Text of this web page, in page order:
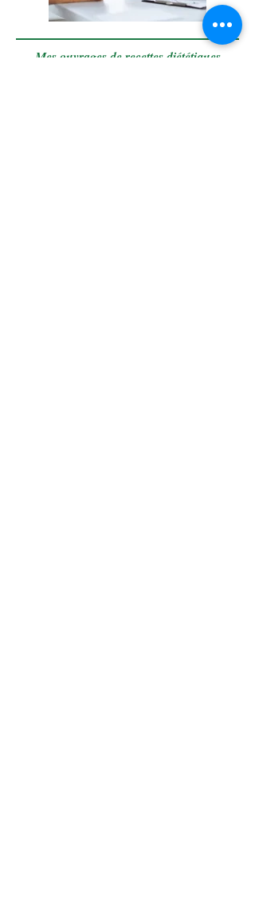
Mes ouvrages de recettes diététiques